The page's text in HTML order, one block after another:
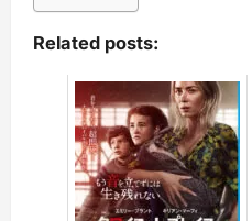
Related posts: